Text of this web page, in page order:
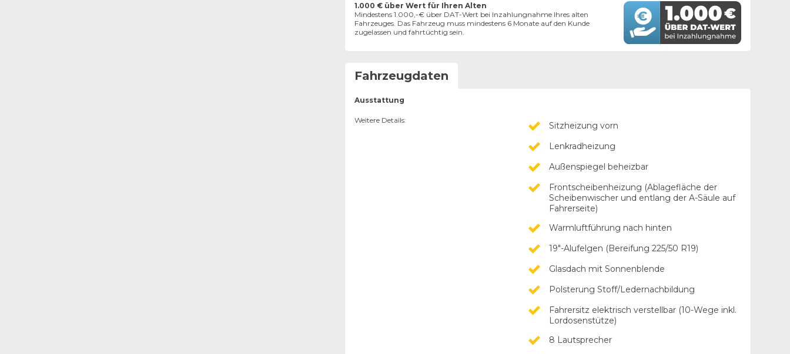
1.000 € über Wert für Ihren Alten
Mindestens 1.000,-€ über DAT-Wert bei Inzahlungnahme Ihres alten
Fahrzeuges. Das Fahrzeug muss mindestens 6 Monate auf den Kunde
zugelassen und fahrtüchtig sein.
Fahrzeugdaten
Ausstattung
Weitere Details:
Sitzheizung vorn
Lenkradheizung
Außenspiegel beheizbar
Frontscheibenheizung (Ablagefläche der
Scheibenwischer und entlang der A-Säule auf
Fahrerseite)
Warmluftführung nach hinten
19"-Alufelgen (Bereifung 225/50 R19)
Glasdach mit Sonnenblende
Polsterung Stoff/Ledernachbildung
Fahrersitz elektrisch verstellbar (10-Wege inkl.
Lordosenstütze)
8 Lautsprecher